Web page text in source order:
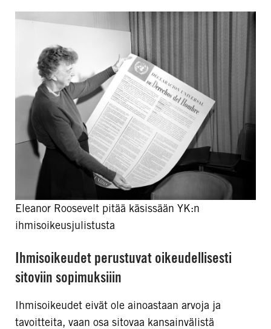
Eleanor Roosevelt pitää käsissään YK:n
ihmisoikeusjulistusta
Ihmisoikeudet perustuvat oikeudellisesti
sitoviin sopimuksiiin
Ihmisoikeudet eivät ole ainoastaan arvoja ja
tavoitteita, vaan osa sitovaa kansainvälistä